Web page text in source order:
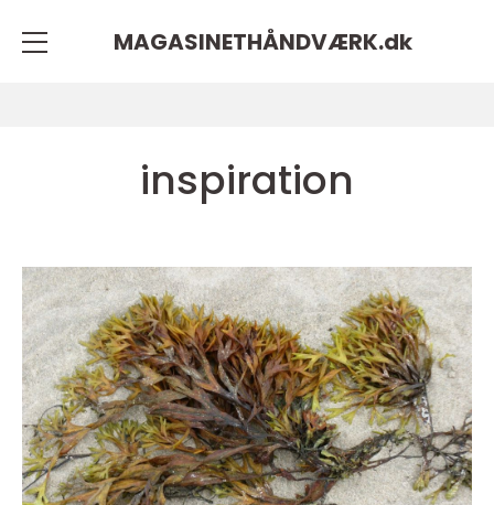
MAGASINETHÅNDVÆRK.dk
inspiration